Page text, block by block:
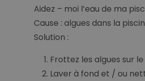
Aidez – moi l’eau de ma
Cause : algues dans la
Solution :
Frottez les algues sur
Laver à fond et / ou